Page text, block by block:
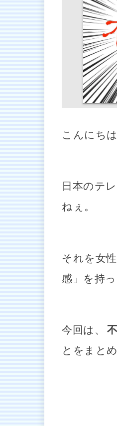
こんにち
日本のテ
ねぇ。
それを女
感」を持
今回は、
とをまと